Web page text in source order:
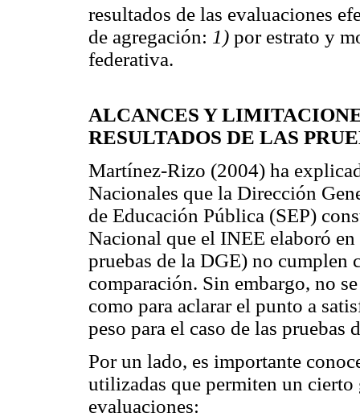
resultados de las evaluaciones
de agregación: 1) por estrato y
federativa.
ALCANCES Y
RESULTADOS DE LAS
Martínez-Rizo (2004) ha
Nacionales que la Dirección
de Educación Pública (SEP)
Nacional que el INEE elaboró
pruebas de la DGE) no cumplen
comparación. Sin embargo, no
como para aclarar el punto a
peso para el caso de las pruebas
Por un lado, es importante
utilizadas que permiten un cierto
evaluaciones: